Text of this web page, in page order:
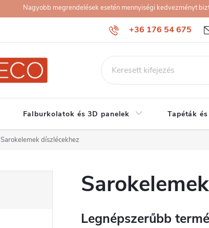
Nagyobb megrendelések esetén mennyiségi kedvezményt
+36 176 54 675
Falburkolatok és 3D panelek Tapéták
Sarokelemek díszlécekhez
Legnépszerűbb